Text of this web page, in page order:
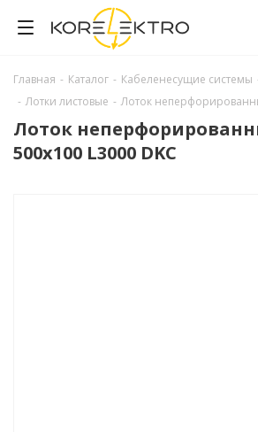
Главная - Каталог - Кабеленесущие системы
- Лотки листовые - Лоток
Лоток
500х100 L3000 DKC